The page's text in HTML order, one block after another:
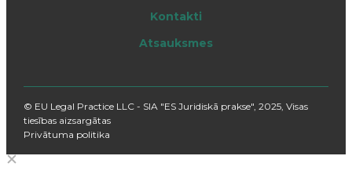
Kontakti
Atsauksmes
© EU Legal Practice LLC - SIA "ES Juridiskā prakse", 2025, Visas
tiesības aizsargātas
Privātuma politika